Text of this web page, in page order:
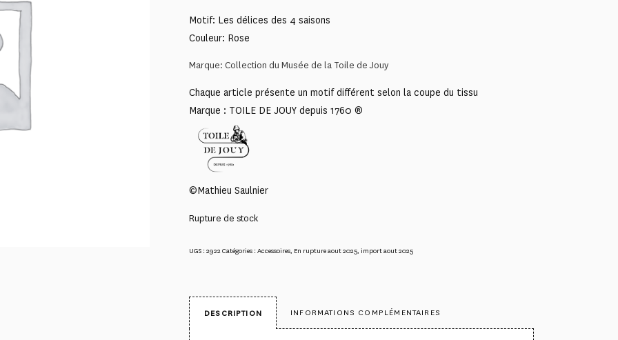
Motif: Les délices des 4 saisons
Couleur: Rose
Marque: Collection du Musée de la Toile de Jouy
Chaque article présente un motif différent selon la coupe du tissu
Marque : TOILE DE JOUY depuis 1760 ®
©Mathieu Saulnier
Rupture de stock
UGS :2922Catégories :Accessoires, En rupture aout 2025, import aout 2025
DESCRIPTION INFORMATIONS COMPLÉMENTAIRES